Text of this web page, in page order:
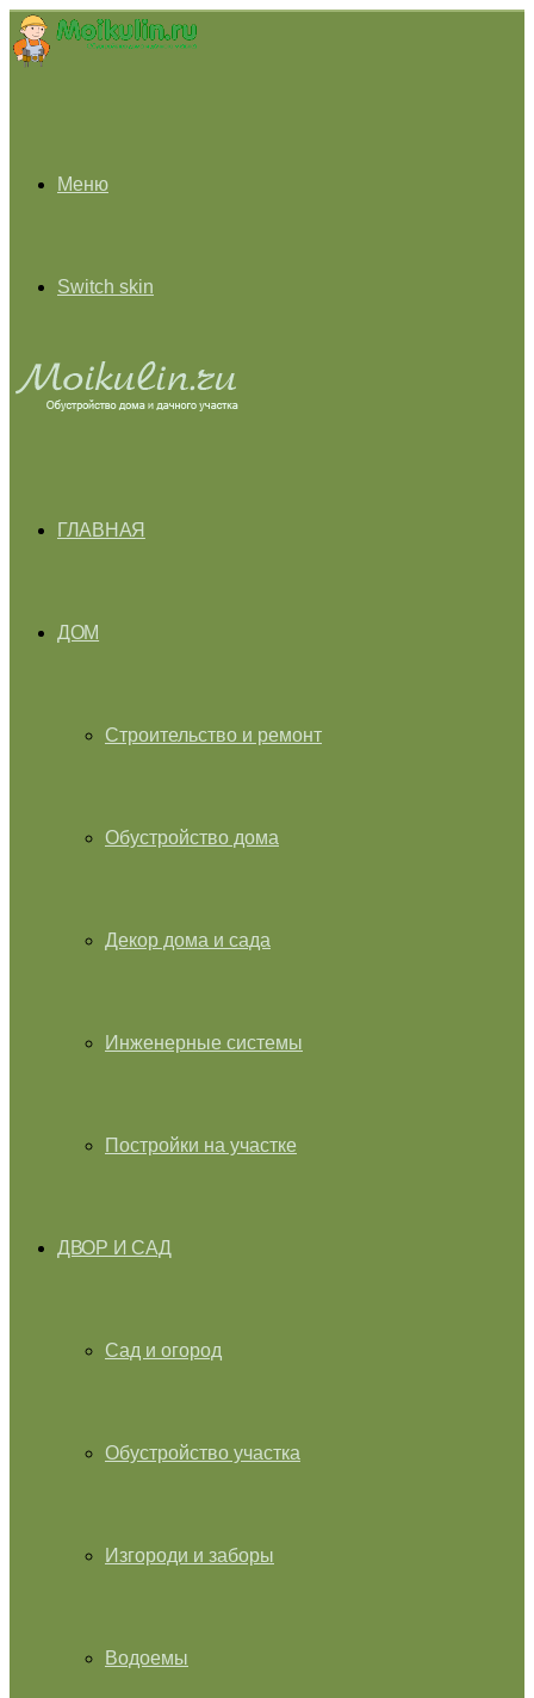
Меню
Switch skin
ГЛАВНАЯ
ДОМ
Строительство и ремонт
Обустройство дома
Декор дома и сада
Инженерные системы
Постройки на участке
ДВОР И САД
Сад и огород
Обустройство участка
Изгороди и заборы
Водоемы